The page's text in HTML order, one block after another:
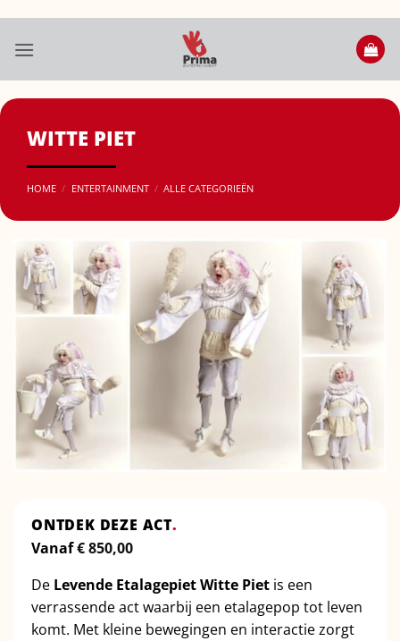
inhoud
WITTE PIET
HOME / ENTERTAINMENT / ALLE CATEGORIEËN
ONTDEK DEZE ACT.
Vanaf€850,00
De Levende Etalagepiet Witte Piet is een
verrassende act waarbij een etalagepop tot leven
komt. Met kleine bewegingen en interactie zorgt